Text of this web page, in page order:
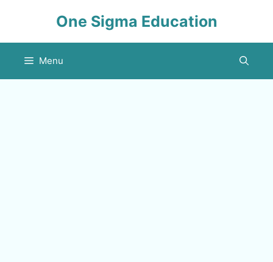
One Sigma Education
Menu